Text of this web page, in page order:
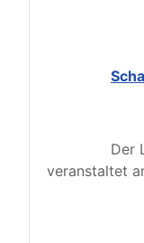
Der
veranstaltet